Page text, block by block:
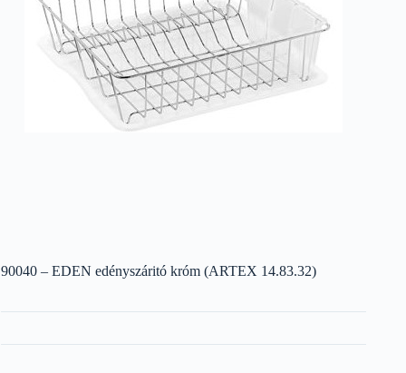
90040 – EDEN edényszáritó króm (ARTEX 14.83.32)